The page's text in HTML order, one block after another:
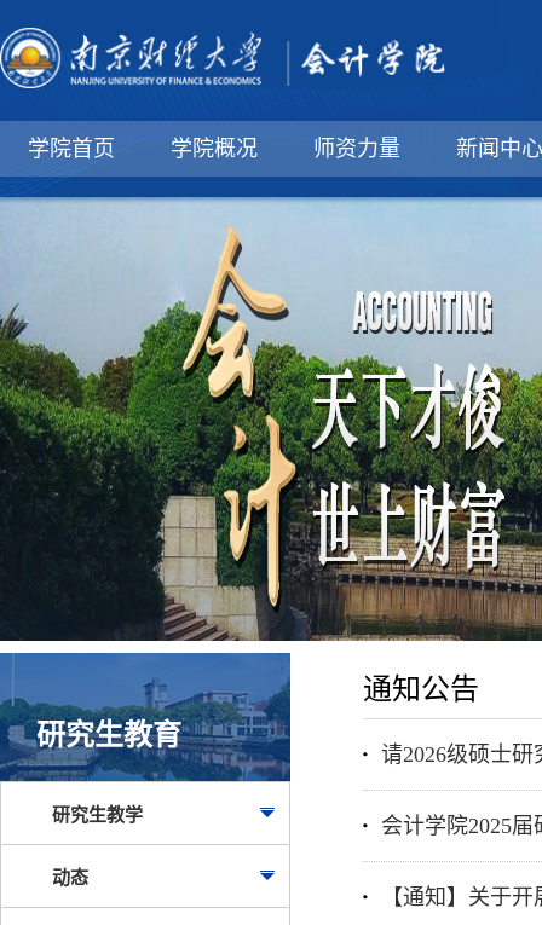
学院首页 学院概况 师资力量 新闻中心
研究生教育
研究生教学
动态
通知公告
请2026级硕士
会计学院2025
【通知】关于